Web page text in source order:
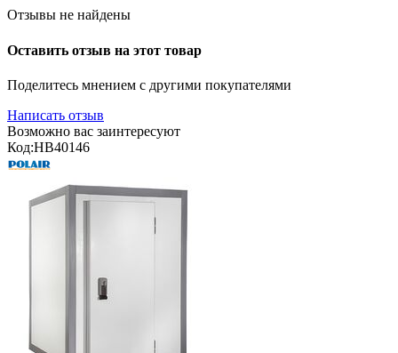
Отзывы не найдены
Оставить отзыв на этот товар
Поделитесь мнением с другими покупателями
Написать отзыв
Возможно вас заинтересуют
Код:HB40146